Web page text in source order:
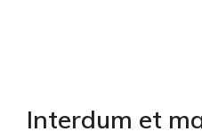
Interdum et